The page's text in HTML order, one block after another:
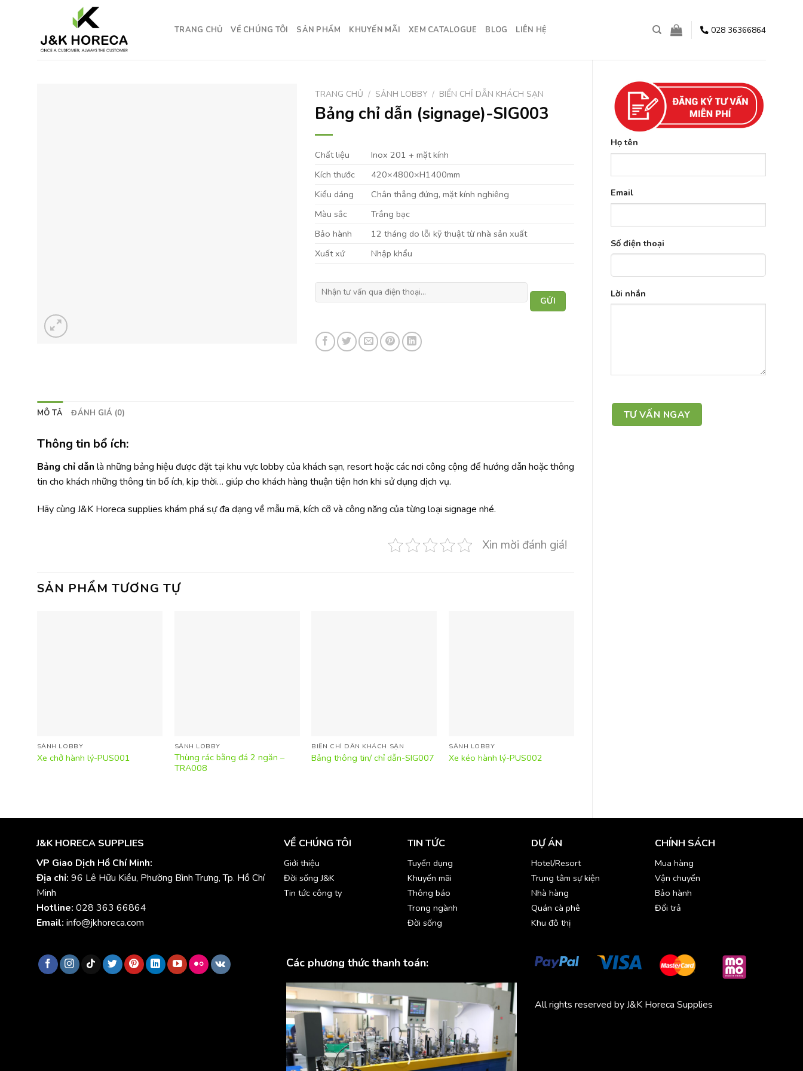
TRANG CHỦ VỀ CHÚNG TÔI SẢN PHẨM KHUYẾN MÃI XEM CATALOGUE BLOG LIÊN HỆ 028 36366864
Họ tên
Email
Số điện thoại
Lời nhắn
TRANG CHỦ / SẢNH LOBBY / BIỂN CHỈ DẪN KHÁCH SẠN
Bảng chỉ dẫn (signage)-SIG003
Chất liệu
Inox 201 + mặt kính
Kích thước
420×4800×H1400mm
Kiểu dáng
Chân thẳng đứng, mặt kính nghiêng
Màu sắc
Trắng bạc
Bảo hành
12 tháng do lỗi kỹ thuật từ nhà sản xuất
Xuất xứ
Nhập khẩu
MÔ TẢ ĐÁNH GIÁ (0)
Thông tin bổ ích:
Bảng chỉ dẫn là những bảng hiệu được đặt tại khu vực lobby của khách sạn, resort hoặc các nơi công cộng để hướng dẫn hoặc thông
tin cho khách những thông tin bổ ích, kịp thời… giúp cho khách hàng thuận tiện hơn khi sử dụng dịch vụ.
Hãy cùng J&K Horeca supplies khám phá sự đa dạng về mẫu mã, kích cỡ và công năng của từng loại signage nhé.
Xin mời đánh giá!
SẢN PHẨM TƯƠNG TỰ
SẢNH LOBBY
Xe chở hành lý-PUS001
SẢNH LOBBY
Thùng rác bằng đá 2 ngăn –
TRA008
BIỂN CHỈ DẪN KHÁCH SẠN
Bảng thông tin/ chỉ dẫn-SIG007
SẢNH LOBBY
Xe kéo hành lý-PUS002
J&K HORECA SUPPLIES
VP Giao Dịch Hồ Chí Minh:
Địa chỉ: 96 Lê Hữu Kiều, Phường Bình Trưng, Tp. Hồ Chí
Minh
Hotline: 028 363 66864
Email: info@jkhoreca.com
VỀ CHÚNG TÔI
Giới thiệu
Đời sống J&K
Tin tức công ty
TIN TỨC
Tuyển dụng
Khuyến mãi
Thông báo
Trong ngành
Đời sống
DỰ ÁN
Hotel/Resort
Trung tâm sự kiện
Nhà hàng
Quán cà phê
Khu đô thị
CHÍNH SÁCH
Mua hàng
Vận chuyển
Bảo hành
Đổi trả
Các phương thức thanh toán:
All rights reserved by J&K Horeca Supplies